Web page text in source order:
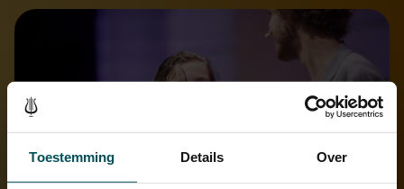
Toestemming Details Over